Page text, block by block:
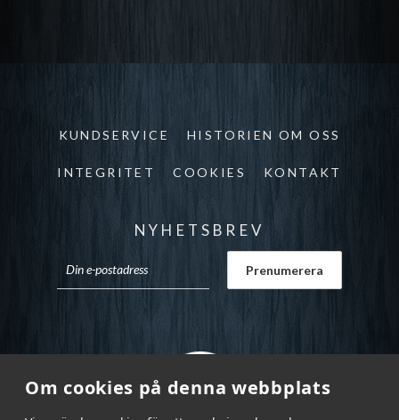
Om cookies på denna webbplats
KUNDSERVICE HISTORIEN OM OSS
INTEGRITET COOKIES KONTAKT
NYHETSBREV